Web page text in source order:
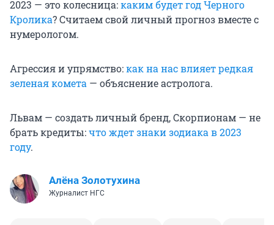
2023 — это колесница:каким будет год Черного
Кролика? Считаем свой личный прогноз вместе с
нумерологом.
Агрессия и упрямство:как на нас влияет редкая
зеленая комета — объяснение астролога.
Львам — создать личный бренд, Скорпионам — не
брать кредиты:что ждет знаки зодиака в 2023
году.
Алёна Золотухина
Журналист НГС